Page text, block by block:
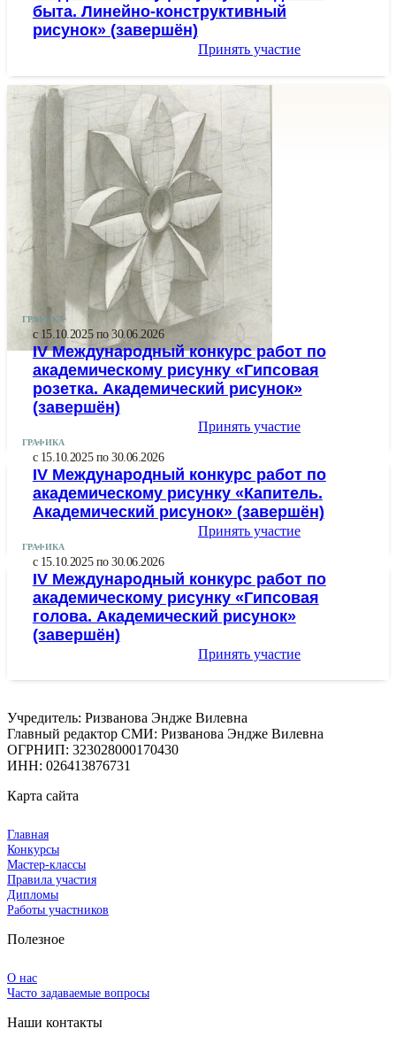
быта. Линейно-конструктивный
рисунок» (завершён)
Принять участие
ГРАФИКА
с 15.10.2025 по 30.06.2026
IV Международный конкурс работ по
академическому рисунку «Гипсовая
розетка. Академический рисунок»
(завершён)
Принять участие
ГРАФИКА
с 15.10.2025 по 30.06.2026
IV Международный конкурс работ по
академическому рисунку «Капитель.
Академический рисунок» (завершён)
Принять участие
ГРАФИКА
с 15.10.2025 по 30.06.2026
IV Международный конкурс работ по
академическому рисунку «Гипсовая
голова. Академический рисунок»
(завершён)
Принять участие
Учредитель: Ризванова Эндже Вилевна
Главный редактор СМИ: Ризванова Эндже Вилевна
ОГРНИП: 323028000170430
ИНН: 026413876731
Карта сайта
Главная
Конкурсы
Мастер-классы
Правила участия
Дипломы
Работы участников
Полезное
О нас
Часто задаваемые вопросы
Наши контакты